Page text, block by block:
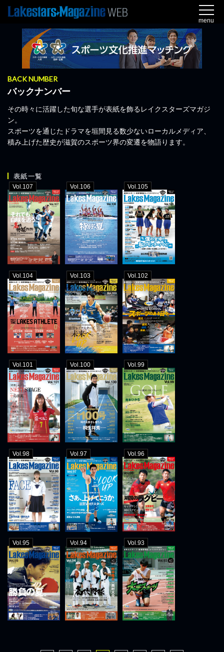
menu
BACK NUMBER
バックナンバー
その時々に活躍した旬な選手が表紙を飾るレイクスターズマガジ
ン。
スポーツを通じたドラマを垣間見る数少ないローカルメディア、
積み上げた歴史が滋賀のスポーツ界の変遷を物語ります。
表紙一覧
Vol.107 Vol.106 Vol.105
Vol.104 Vol.103 Vol.102
Vol.101 Vol.100 Vol.99
Vol.98 Vol.97 Vol.96
Vol.95 Vol.94 Vol.93